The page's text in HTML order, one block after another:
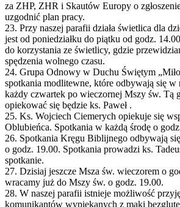
za ZHP, ZHR i Skautów Europy o
uzgodnić plan pracy.
23. Przy naszej parafii działa świetlica dla
jest od poniedziałku do piątku od godz.
do korzystania ze świetlicy, gdzie
spędzenia wolnego czasu.
24. Grupa Odnowy w Duchu Świętym
spotkania modlitewne, które odbywają się w
każdy czwartek po wieczornej Mszy św. Tą
opiekować się będzie ks. Paweł .
25. Ks. Wojciech Ciemerych opiekuje się
Oblubieńca. Spotkania w każdą środę o
26. Spotkania Kręgu Biblijnego odbywają
o godz. 19.00. Spotkania prowadzi ks.
spotkanie.
27. Dzisiaj jeszcze Msza św. wieczorem o
wracamy już do Mszy św. o godz. 19.00.
28. W naszej parafii istnieje możliwość
komunikantów wypiekanych z mąki